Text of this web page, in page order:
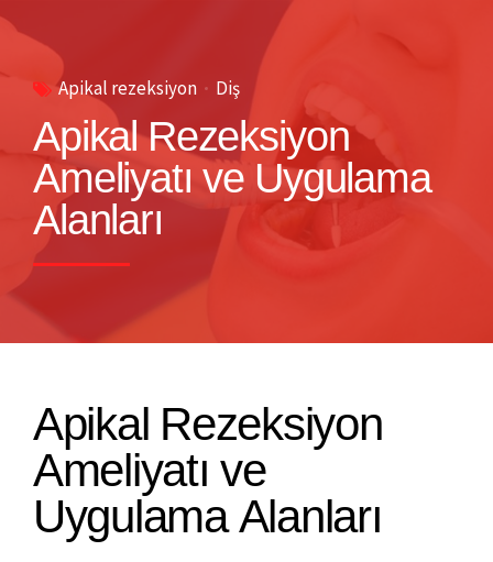
Apikal rezeksiyon Diş
Apikal Rezeksiyon
Ameliyatı ve Uygulama
Alanları
Apikal Rezeksiyon
Ameliyatı ve
Uygulama Alanları